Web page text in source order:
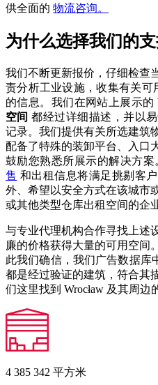
供全面的 物流咨询。
为什么选择我们的
我们不断更新报价，仔细检查
责分析工业设施，收集有关可
的信息。我们在网站上展示的
空间 都经过详细描述，并以
记录。我们提供有关所选建筑
配备了特殊的装卸平台、入口
鼓励您熟悉所展示的解决方
售 和出租信息将满足挑剔客户
外、希望以安全方式在该城市
或其他类型仓库出租空间的企
与专业代理机构合作寻找上述
廉的价格获得大量的可用空间
此我们确信，我们广告数据库
都是经过验证的建筑，符合其
们这里找到 Wrocław 及其周边
4 385 342 平方米